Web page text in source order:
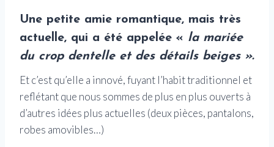
Une petite amie romantique, mais très
actuelle, qui a été appelée « la mariée
du crop dentelle et des détails beiges ».
Et c’est qu’elle a innové, fuyant l’habit traditionnel et
reflétant que nous sommes de plus en plus ouverts à
d’autres idées plus actuelles (deux pièces, pantalons,
robes amovibles…)